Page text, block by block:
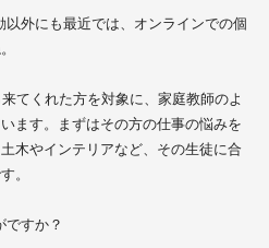
外にも最近では、オンラインでの個
てくれた方を対象に、家庭教師のよ
ます。まずはその方の仕事の悩みを
木やインテリアなど、その生徒に合
。
ですか？